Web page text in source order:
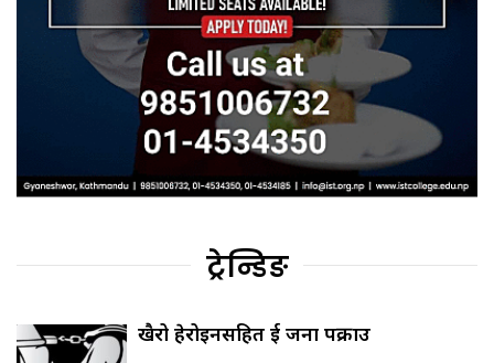
ट्रेन्डिङ
खैरो हेरोइनसहित दुई जना पक्राउ